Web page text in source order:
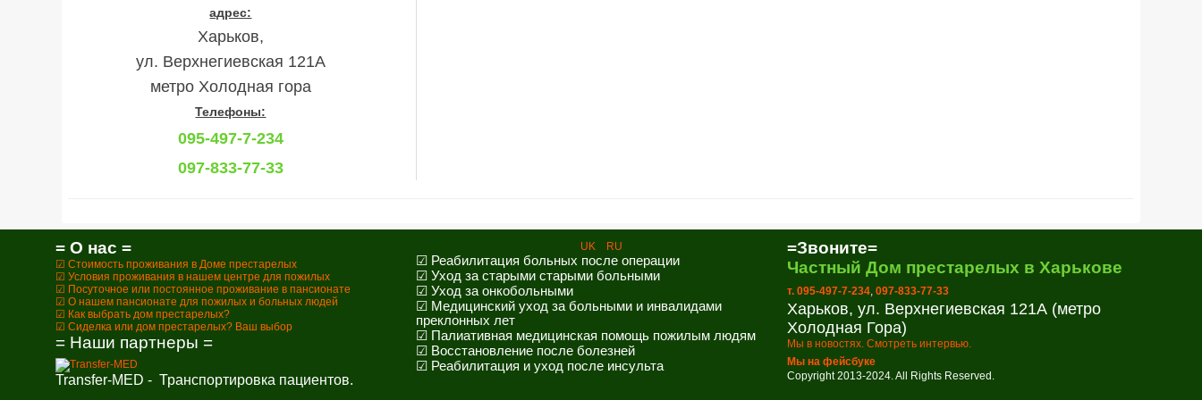
адрес:
Харьков,
ул. Верхнегиевская 121А
метро Холодная гора
Телефоны:
095-497-7-234
097-833-77-33
= О нас =
☑ Стоимость проживания в Доме престарелых
☑ Условия проживания в нашем центре для пожилых
☑ Посуточное или постоянное проживание в пансионате
☑ О нашем пансионате для пожилых и больных людей
☑ Как выбрать дом престарелых?
☑ Сиделка или дом престарелых? Ваш выбор
= Наши партнеры =
Transfer-MED - Транспортировка пациентов.
UK RU
☑ Реабилитация больных после операции
☑ Уход за старыми старыми больными
☑ Уход за онкобольными
☑ Медицинский уход за больными и инвалидами
преклонных лет
☑ Палиативная медицинская помощь пожилым людям
☑ Восстановление после болезней
☑ Реабилитация и уход после инсульта
=Звоните=
Частный Дом престарелых в Харькове
т. 095-497-7-234, 097-833-77-33
Харьков, ул. Верхнегиевская 121А (метро
Холодная Гора)
Мы в новостях. Смотреть интервью.
Мы на фейсбуке
Copyright 2013-2024. All Rights Reserved.